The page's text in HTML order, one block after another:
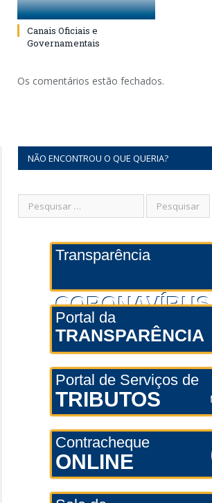
Canais Oficiais e
Governamentais
Os comentários estão fechados.
NÃO ENCONTROU O QUE QUERIA?
Transparência
CORONAVÍRUS
Portal da
TRANSPARÊNCIA
Portal de Serviços de
TRIBUTOS
Contracheque
ONLINE